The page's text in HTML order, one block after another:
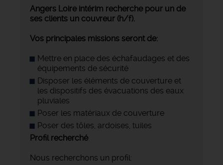
Angers Loire intérim recherche pour un de
ses clients un couvreur (h/f).
Vos principales missions seront de:
Mettre en place des échafaudages et des
équipements de sécurité
Disposer les éléments de couverture et
les dispositifs des évacuations des eaux
pluviales
Poser les matériaux de couverture
Poser des tôles, ardoises, tuiles
Profil recherché
Nous recherchons un profil: